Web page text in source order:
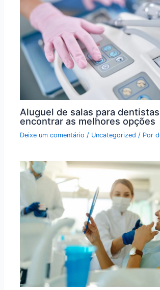
Aluguel de salas para
encontrar as melhores opções
Deixe um comentário / Uncategorized / Por